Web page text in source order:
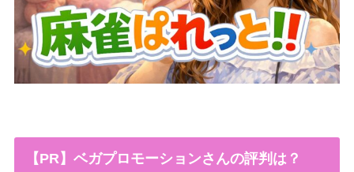
【PR】ベガプロモーションさんの評判は？